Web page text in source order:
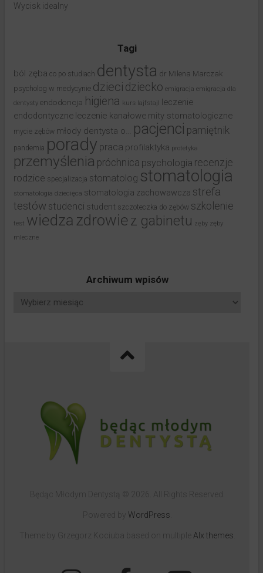
Wycisk idealny
Tagi
ból zęba co po studiach dentysta dr Milena Marczak
psycholog w medycynie dzieci dziecko emigracja emigracja dla
dentysty endodoncja higiena kurs lajfstajl leczenie
endodontyczne leczenie kanałowe mity stomatologiczne
mycie zębów młody dentysta o… pacjenci pamiętnik
pandemia porady praca profilaktyka protetyka
przemyślenia próchnica psychologia recenzje
rodzice specjalizacja stomatolog stomatologia
stomatologia dziecięca stomatologia zachowawcza strefa
testów studenci student szczoteczka do zębów szkolenie
test wiedza zdrowie z gabinetu zęby zęby
mleczne
Archiwum wpisów
Będąc Młodym Dentystą © 2026. All Rights Reserved.
Powered by WordPress
Theme by Grzegorz Kociuba based on multiple Alx themes